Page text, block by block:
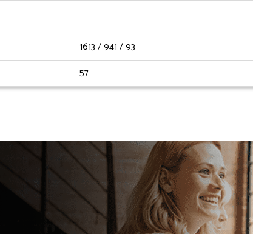
1613 / 941 / 93
57